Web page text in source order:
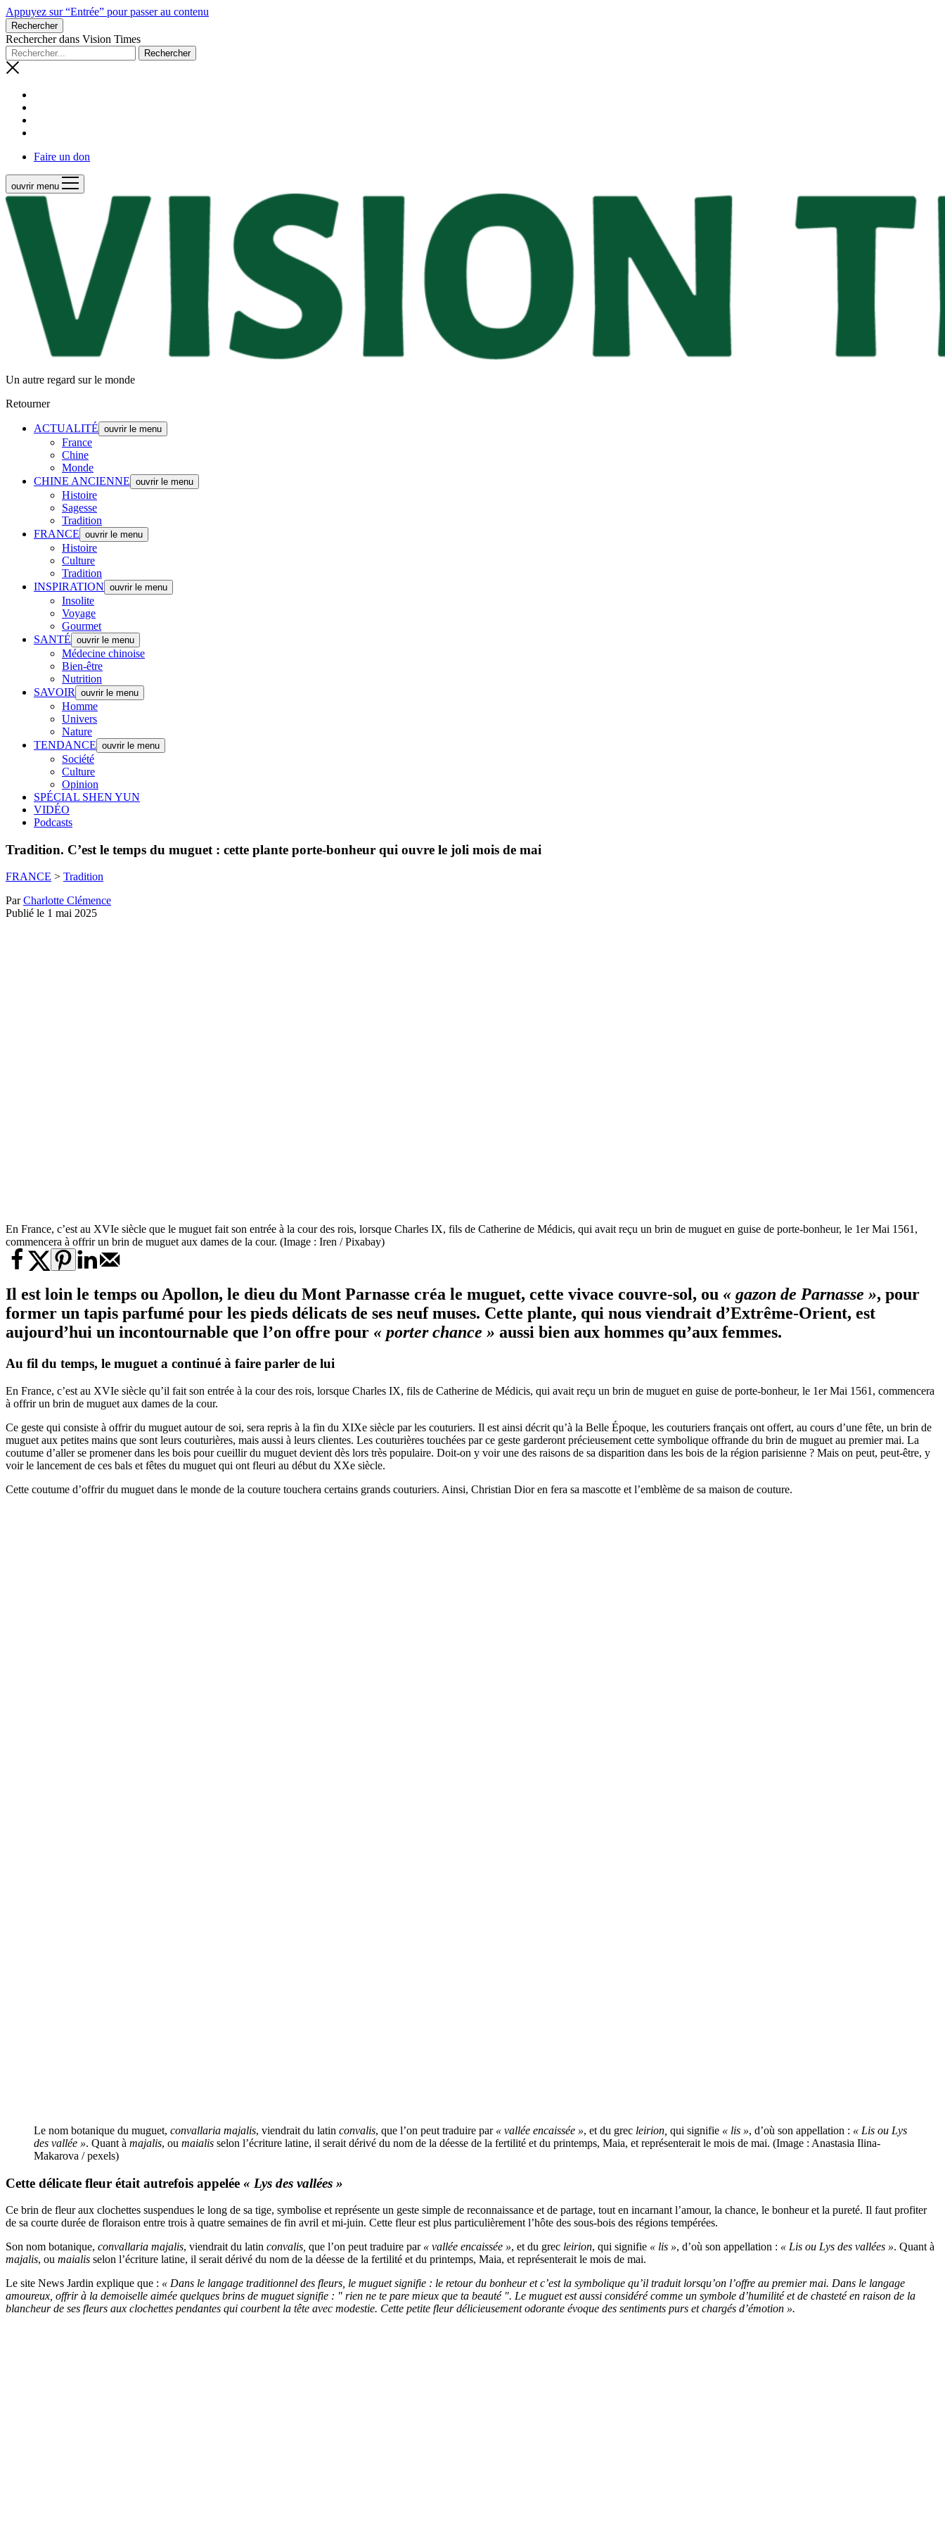
Appuyez sur “Entrée” pour passer au contenu
Rechercher
Rechercher dans Vision Times
Faire un don
ouvrir menu
Un autre regard sur le monde
Retourner
ACTUALITÉ ouvrir le menu
France
Chine
Monde
CHINE ANCIENNE ouvrir le menu
Histoire
Sagesse
Tradition
FRANCE ouvrir le menu
Histoire
Culture
Tradition
INSPIRATION ouvrir le menu
Insolite
Voyage
Gourmet
SANTÉ ouvrir le menu
Médecine chinoise
Bien-être
Nutrition
SAVOIR
ouvrir le menu
Homme
Univers
Nature
TENDANCE ouvrir le menu
Société
Culture
Opinion
SPÉCIAL SHEN YUN
VIDÉO
Podcasts
Tradition. C’est le temps du muguet : cette plante porte-bonheur qui ouvre le joli mois de mai
FRANCE > Tradition
ParCharlotte Clémence
Publié le 1 mai 2025
En France, c’est au XVIe siècle que le muguet fait son entrée à la cour des rois, lorsque Charles IX, fils de Catherine de Médicis, qui avait reçu un brin de muguet en guise de porte-bonheur, le 1er Mai 1561,
commencera à offrir un brin de muguet aux dames de la cour. (Image : Iren / Pixabay)
Il est loin le temps ou Apollon, le dieu du Mont Parnasse créa le muguet, cette vivace couvre-sol, ou « gazon de Parnasse », pour
former un tapis parfumé pour les pieds délicats de ses neuf muses. Cette plante, qui nous viendrait d’Extrême-Orient, est
aujourd’hui un incontournable que l’on offre pour « porter chance » aussi bien aux hommes qu’aux femmes.
Au fil du temps, le mugueta continué à faire parler de lui
En France, c’est au XVIe siècle qu’il fait son entrée à la cour des rois, lorsque Charles IX, fils de Catherine de Médicis, qui avait reçu un brin de muguet en guise de porte-bonheur, le 1er Mai 1561, commencera
à offrir un brin de muguet aux dames de la cour.
Ce geste qui consiste à offrir du muguet autour de soi, sera repris à la fin du XIXe siècle par les couturiers. Il est ainsi décrit qu’à la Belle Époque, les couturiers français ont offert, au cours d’une fête, un brin de
muguet aux petites mains que sont leurs couturières, mais aussi à leurs clientes. Les couturières touchées par ce geste garderont précieusement cette symbolique offrande du brin de muguet au premier mai. La
coutume d’aller se promener dans les bois pour cueillir du muguet devient dès lors très populaire. Doit-on y voir une des raisons de sa disparition dans les bois de la région parisienne ? Mais on peut, peut-être, y
voir le lancement de ces bals et fêtes du muguet qui ont fleuri au début du XXe siècle.
Cette coutume d’offrir du muguet dans le monde de la couture touchera certains grands couturiers. Ainsi, Christian Dior en fera sa mascotte et l’emblème de sa maison de couture.
Le nom botanique du muguet, convallaria majalis, viendrait du latin convalis, que l’on peut traduire par « vallée encaissée », et du grec leirion, qui signifie « lis », d’où son appellation : « Lis ou Lys
des vallée ». Quant à majalis, ou maialis selon l’écriture latine, il serait dérivé du nom de la déesse de la fertilité et du printemps, Maia, et représenterait le mois de mai. (Image : Anastasia Ilina-
Makarova / pexels)
Cette délicate fleur était autrefois appelée « Lys des vallées »
Ce brin de fleur aux clochettes suspendues le long de sa tige, symbolise et représente un geste simple de reconnaissance et de partage, tout en incarnant l’amour, la chance, le bonheur et la pureté. Il faut profiter
de sa courte durée de floraison entre trois à quatre semaines de fin avril et mi-juin. Cette fleur est plus particulièrement l’hôte des sous-bois des régions tempérées.
Son nom botanique, convallaria majalis, viendrait du latin convalis, que l’on peut traduire par « vallée encaissée », et du grec leirion, qui signifie « lis », d’où son appellation : « Lis ou Lys des vallées ». Quant à
majalis, ou maialis selon l’écriture latine, il serait dérivé du nom de la déesse de la fertilité et du printemps, Maia, et représenterait le mois de mai.
Le site News Jardin explique que : « Dans le langage traditionnel des fleurs, le muguet signifie : le retour du bonheur et c’est la symbolique qu’il traduit lorsqu’on l’offre au premier mai. Dans le langage
amoureux, offrir à la demoiselle aimée quelques brins de muguet signifie : " rien ne te pare mieux que ta beauté ". Le muguet est aussi considéré comme un symbole d’humilité et de chasteté en raison de la
blancheur de ses fleurs aux clochettes pendantes qui courbent la tête avec modestie. Cette petite fleur délicieusement odorante évoque des sentiments purs et chargés d’émotion ».